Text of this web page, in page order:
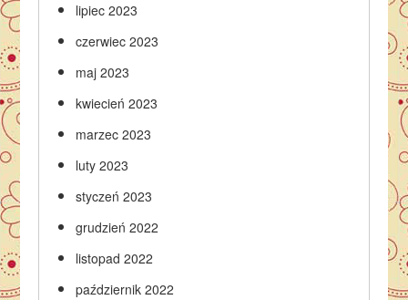
lipiec 2023
czerwiec 2023
maj 2023
kwiecień 2023
marzec 2023
luty 2023
styczeń 2023
grudzień 2022
listopad 2022
październik 2022